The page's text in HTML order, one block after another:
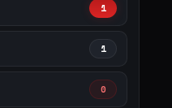
1
1
0